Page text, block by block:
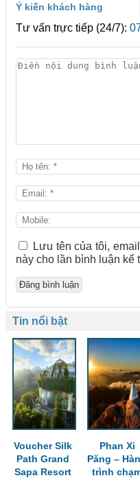
Ý kiến khách hàng
Tư vấn trực tiếp (24/7):
Lưu tên của tôi,
này cho lần bình luận kế
Tin nổi bật
Voucher Silk
Path Grand
Sapa Resort
Phan Xi
Păng –
trình